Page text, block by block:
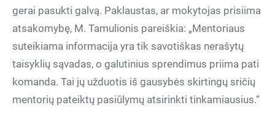
gerai pasukti galvą. Paklaustas, ar mokytojas prisiima
atsakomybę, M. Tamulionis pareiškia: „Mentoriaus
suteikiama informacija yra tik savotiškas nerašytų
taisyklių sąvadas, o galutinius sprendimus priima pati
komanda. Tai jų užduotis iš gausybės skirtingų sričių
mentorių pateiktų pasiūlymų atsirinkti tinkamiausius.“